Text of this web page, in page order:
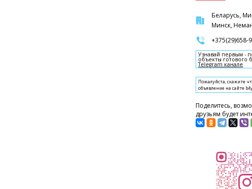
Беларусь,
Минск,
+375(29)658-
Узнавай первым -
объекты готового
Telegram канале
Пожалуйста, скажите
объявление на сайте
Поделитесь,
друзьям будет